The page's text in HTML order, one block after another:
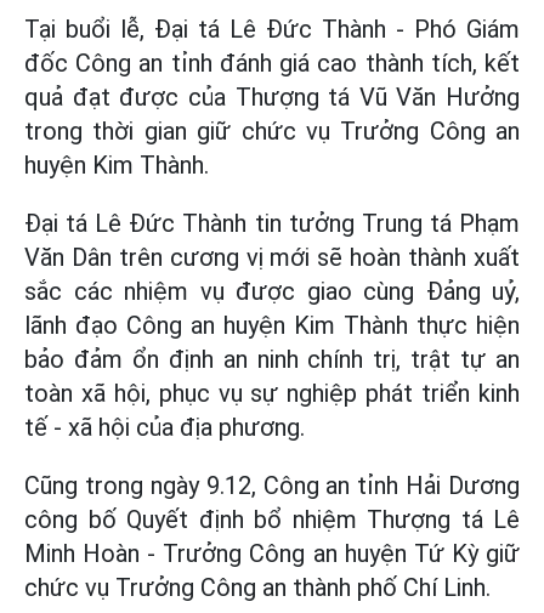
Tại buổi lễ, Đại tá Lê Đức Thành - Phó Giám
đốc Công an tỉnh đánh giá cao thành tích, kết
quả đạt được của Thượng tá Vũ Văn Hưởng
trong thời gian giữ chức vụ Trưởng Công an
huyện Kim Thành.
Đại tá Lê Đức Thành tin tưởng Trung tá Phạm
Văn Dân trên cương vị mới sẽ hoàn thành xuất
sắc các nhiệm vụ được giao cùng Đảng uỷ,
lãnh đạo Công an huyện Kim Thành thực hiện
bảo đảm ổn định an ninh chính trị, trật tự an
toàn xã hội, phục vụ sự nghiệp phát triển kinh
tế - xã hội của địa phương.
Cũng trong ngày 9.12, Công an tỉnh Hải Dương
công bố Quyết định bổ nhiệm Thượng tá Lê
Minh Hoàn - Trưởng Công an huyện Tứ Kỳ giữ
chức vụ Trưởng Công an thành phố Chí Linh.